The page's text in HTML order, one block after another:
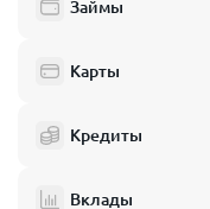
Займы
Карты
Кредиты
Вклады